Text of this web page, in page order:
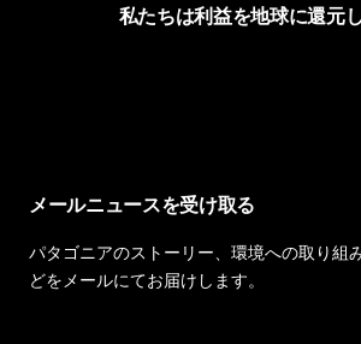
私たちは利益を地球に還元し
メールニュースを受け取る
パタゴニアのストーリー、環境への取り組
どをメールにてお届けします。